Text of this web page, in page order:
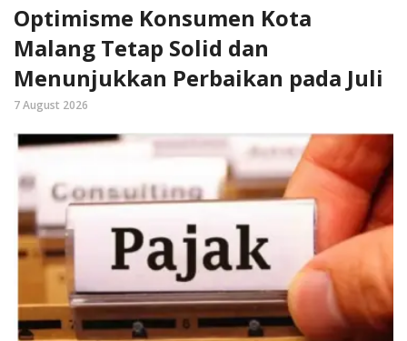
Optimisme Konsumen Kota
Malang Tetap Solid dan
Menunjukkan Perbaikan pada Juli
7 August 2026